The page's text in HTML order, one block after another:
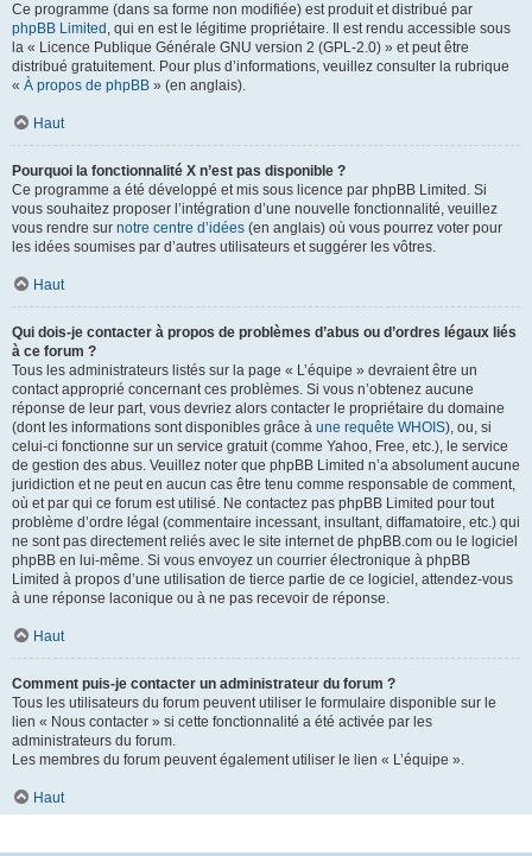
Ce programme (dans sa forme non modifiée) est produit et distribué par
phpBB Limited , qui en est le légitime propriétaire. Il est rendu accessible sous
la « Licence Publique Générale GNU version 2 (GPL-2.0) » et peut être
distribué gratuitement. Pour plus d’informations, veuillez consulter la rubrique
« À propos de phpBB » (en anglais).
Haut
Pourquoi la fonctionnalité X n’est pas disponible ?
Ce programme a été développé et mis sous licence par phpBB Limited. Si
vous souhaitez proposer l’intégration d’une nouvelle fonctionnalité, veuillez
vous rendre sur notre centre d’idées (en anglais) où vous pourrez voter pour
les idées soumises par d’autres utilisateurs et suggérer les vôtres.
Haut
Qui dois-je contacter à propos de problèmes d’abus ou d’ordres légaux liés
à ce forum ?
Tous les administrateurs listés sur la page « L’équipe » devraient être un
contact approprié concernant ces problèmes. Si vous n’obtenez aucune
réponse de leur part, vous devriez alors contacter le propriétaire du domaine
(dont les informations sont disponibles grâce à une requête WHOIS), ou, si
celui-ci fonctionne sur un service gratuit (comme Yahoo, Free, etc.), le service
de gestion des abus. Veuillez noter que phpBB Limited n’a absolument aucune
juridiction et ne peut en aucun cas être tenu comme responsable de comment,
où et par qui ce forum est utilisé. Ne contactez pas phpBB Limited pour tout
problème d’ordre légal (commentaire incessant, insultant, diffamatoire, etc.) qui
ne sont pas directement reliés avec le site internet de phpBB.com ou le logiciel
phpBB en lui-même. Si vous envoyez un courrier électronique à phpBB
Limited à propos d’une utilisation de tierce partie de ce logiciel, attendez-vous
à une réponse laconique ou à ne pas recevoir de réponse.
Haut
Comment puis-je contacter un administrateur du forum ?
Tous les utilisateurs du forum peuvent utiliser le formulaire disponible sur le
lien « Nous contacter » si cette fonctionnalité a été activée par les
administrateurs du forum.
Les membres du forum peuvent également utiliser le lien « L’équipe ».
Haut